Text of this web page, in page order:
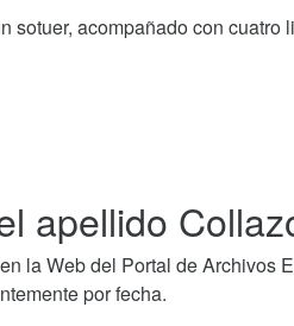
sotuer, acompañado con cuatro
apellido
la Web del Portal de Archivos
por fecha.